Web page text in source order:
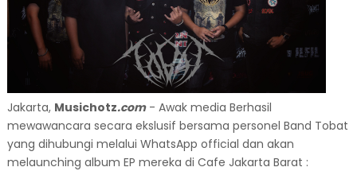
Jakarta, Musichotz.com- Awak media Berhasil
mewawancara secara ekslusif bersama personel Band Tobat
yang dihubungi melalui WhatsApp official dan akan
melaunching album EP mereka di Cafe Jakarta Barat :